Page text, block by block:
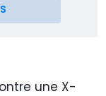
une X-